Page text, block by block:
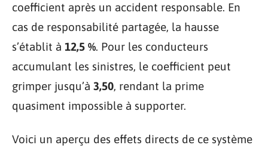
coefficient après un accident responsable. En
cas de responsabilité partagée, la hausse
s’établit à 12,5 %. Pour les conducteurs
accumulant les sinistres, le coefficient peut
grimper jusqu’à 3,50, rendant la prime
quasiment impossible à supporter.
Voici un aperçu des effets directs de ce système